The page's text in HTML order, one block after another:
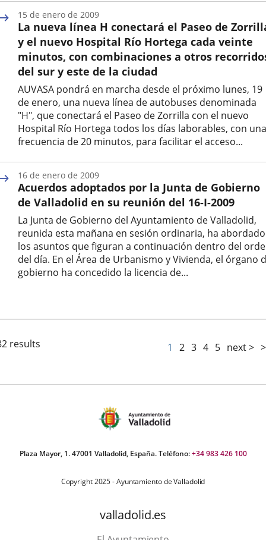
la
noticia
La nueva línea H conectará el Paseo de
y el nuevo Hospital Río Hortega cada veinte
minutos, con combinaciones a otros
del sur y este de la ciudad
AUVASA pondrá en marcha desde el próximo lunes, 19
de enero, una nueva línea de autobuses denominada
"H", que conectará el Paseo de Zorrilla con el nuevo
Hospital Río Hortega todos los días laborables, con una
frecuencia de 20 minutos, para facilitar el acceso...
la
noticia
15 de enero de 2009
Acuerdos adoptados por la Junta de Gobierno
de Valladolid en su reunión del 16-I-2009
La Junta de Gobierno del Ayuntamiento de Valladolid,
reunida esta mañana en sesión ordinaria, ha abordado
los asuntos que figuran a continuación dentro del
del día. En el Área de Urbanismo y Vivienda, el órgano
gobierno ha concedido la licencia de...
noticia
16 de enero de 2009
results 1 2 3 4 5 next >
Plaza Mayor, 1. 47001 Valladolid, España. Teléfono:+34 983 426 100
Copyright 2025 - Ayuntamiento de Valladolid
valladolid.es